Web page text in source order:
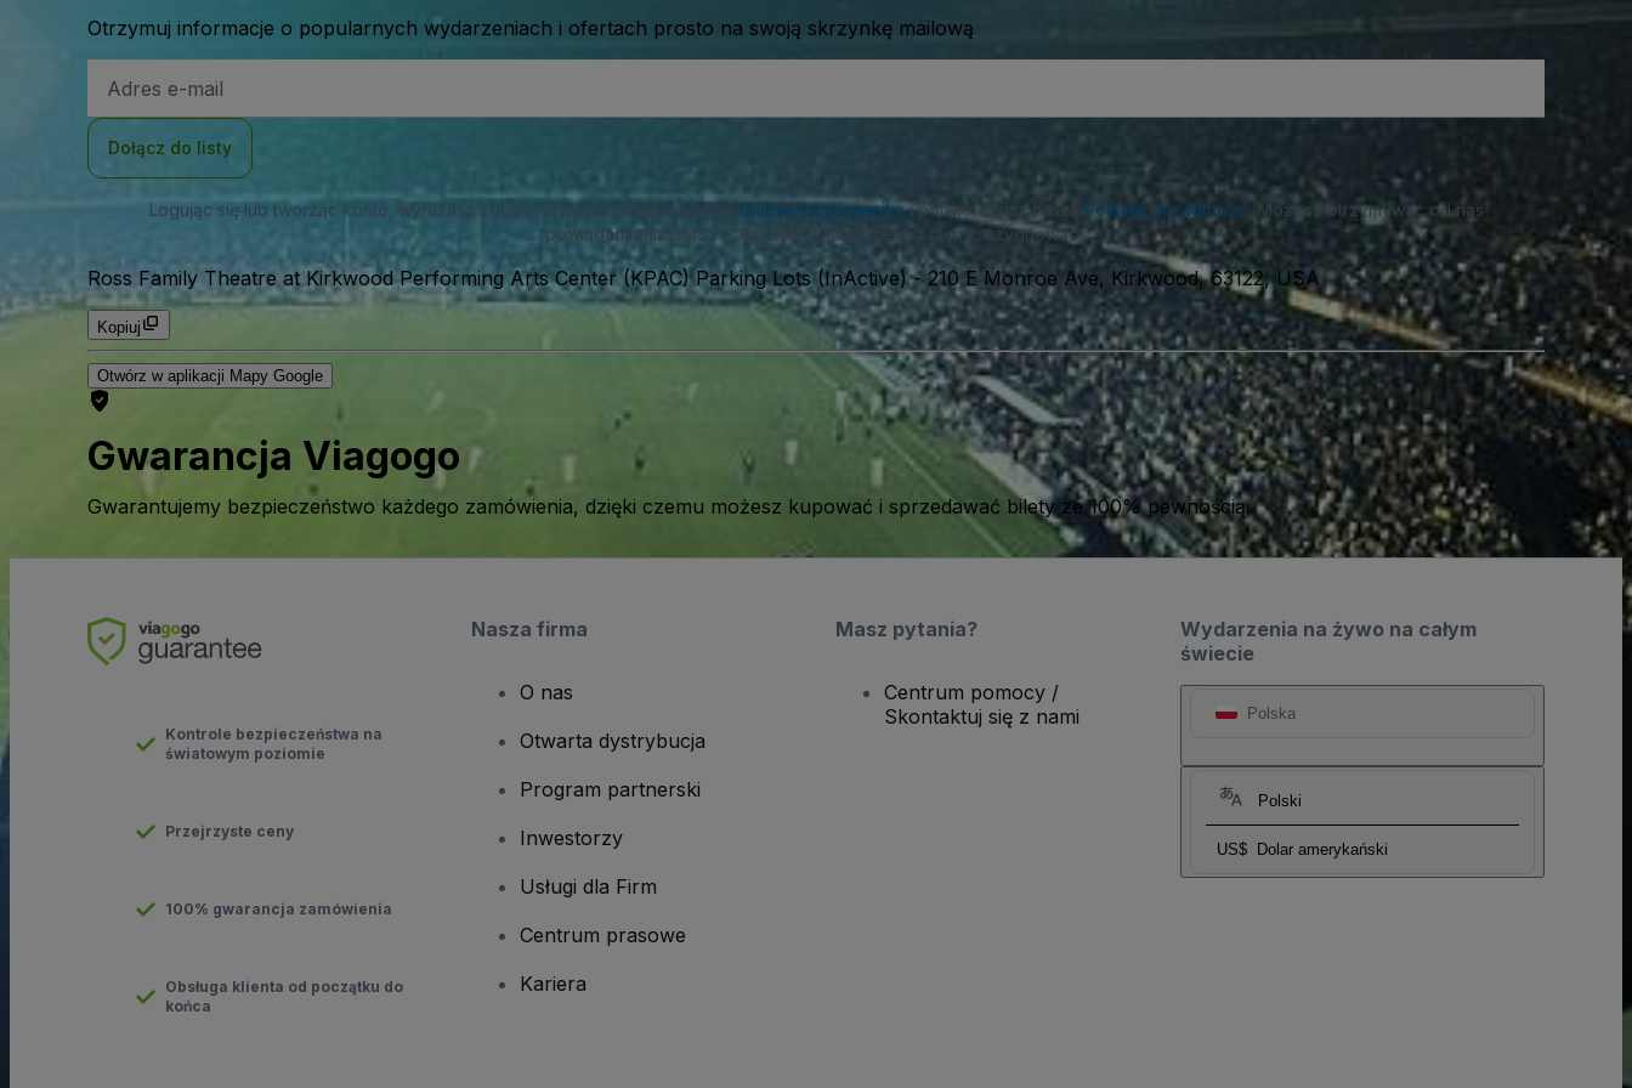
Otrzymuj informacje o popularnych wydarzeniach i ofertach prosto na swoją skrzynkę mailową
e-
Dołącz do listy
Logując się lub tworząc konto, wyrażasz zgodę na postanowienia naszej Umowy użytkownikai potwierdzasz naszą Politykę prywatności . Możesz otrzymywać od nas
powiadomienia SMS i w każdej chwili możesz z nich zrezygnować.
Ross Family Theatre at Kirkwood Performing Arts Center (KPAC) Parking Lots (InActive)-210 E Monroe Ave, Kirkwood, 63122, USA
Kopiuj
Otwórz w aplikacji Mapy Google
Gwarancja Viagogo
Gwarantujemy bezpieczeństwo każdego zamówienia, dzięki czemu możesz kupować i sprzedawać bilety ze 100% pewnością.
Wydarzenia na żywo na całym
świecie
Polska
Polski
US$ Dolar amerykański
Kontrole bezpieczeństwa na
światowym poziomie
Przejrzyste ceny
100% gwarancja zamówienia
Obsługa klienta od początku do
końca
Nasza firma
O nas
Otwarta dystrybucja
Program partnerski
Inwestorzy
Usługi dla Firm
Centrum prasowe
Kariera
Masz pytania?
Centrum pomocy /
Skontaktuj się z nami